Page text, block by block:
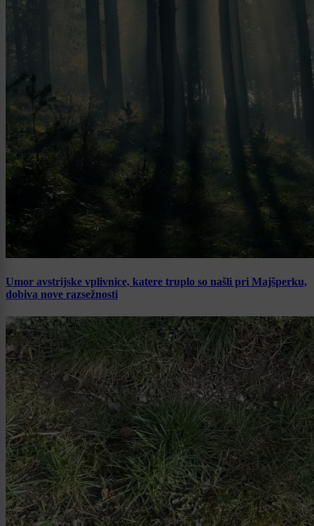
Umor avstrijske vplivnice, katere truplo so našli pri Majšperku,
dobiva nove razsežnosti